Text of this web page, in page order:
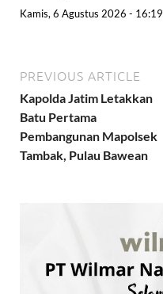
Kamis, 6 Agustus 2026 - 16:19
PREVIOUS ARTICLE
Kapolda Jatim Letakkan
Batu Pertama
Pembangunan Mapolsek
Tambak, Pulau Bawean